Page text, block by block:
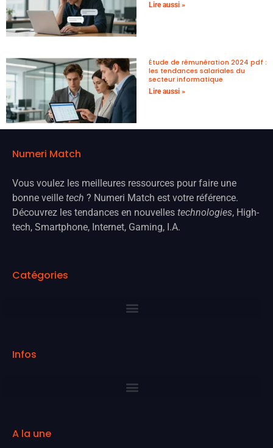
Lire aussi »
Étude de rémunération 2024 pdf :
les tendances salariales du
secteur informatique
Lire aussi »
Numeri Match
Vous voulez les meilleures ressources pour faire une
bonne veille tech ? Numeri Match est votre référence.
Découvrez les tendances en nouvelles technologies, High-
tech, Smartphone, Internet, Gaming, I.A.
Catégories
Infos
A la une